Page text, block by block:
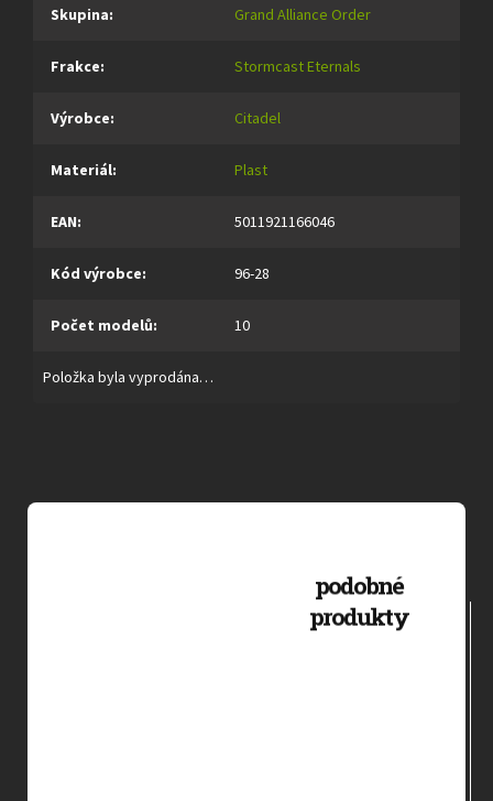
Skupina: Grand Alliance Order
Frakce: Stormcast Eternals
Výrobce: Citadel
Materiál: Plast
EAN: 5011921166046
Kód výrobce: 96-28
Počet modelů: 10
Položka byla vyprodána…